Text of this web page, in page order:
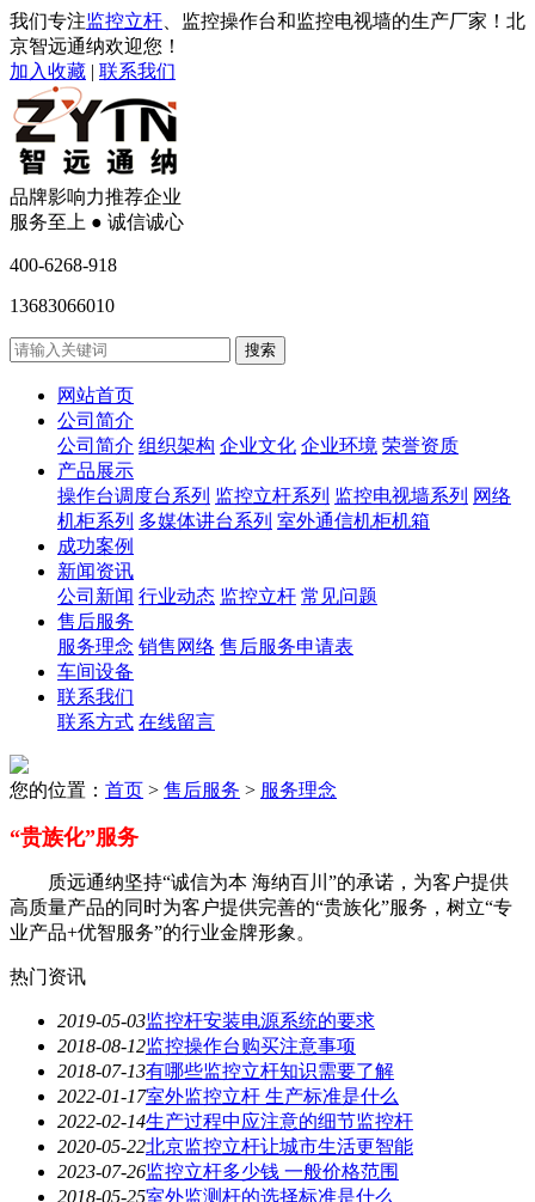
我们专注监控立杆 、监控操作台和监控电视墙的生产厂家！北
京智远通纳欢迎您！
加入收藏 | 联系我们
品牌影响力推荐企业
服务至上 ● 诚信诚心
400-6268-918
13683066010
网站首页
公司简介
公司简介 组织架构 企业文化 企业环境 荣誉资质
产品展示
操作台调度台系列 监控立杆系列 监控电视墙系列 网络
机柜系列 多媒体讲台系列 室外通信机柜机箱
成功案例
新闻资讯
公司新闻 行业动态 监控立杆 常见问题
售后服务
服务理念 销售网络 售后服务申请表
车间设备
联系我们
联系方式 在线留言
您的位置： 首页 > 售后服务 > 服务理念
“贵族化”服务
质远通纳坚持“诚信为本 海纳百川”的承诺，为客户提供
高质量产品的同时为客户提供完善的“贵族化”服务，树立“专
业产品+优智服务”的行业金牌形象。
热门资讯
2019-05-03监控杆安装电源系统的要求
2018-08-12监控操作台购买注意事项
2018-07-13有哪些监控立杆知识需要了解
2022-01-17室外监控立杆 生产标准是什么
2022-02-14生产过程中应注意的细节监控杆
2020-05-22北京监控立杆让城市生活更智能
2023-07-26监控立杆多少钱 一般价格范围
2018-05-25室外监测杆的选择标准是什么